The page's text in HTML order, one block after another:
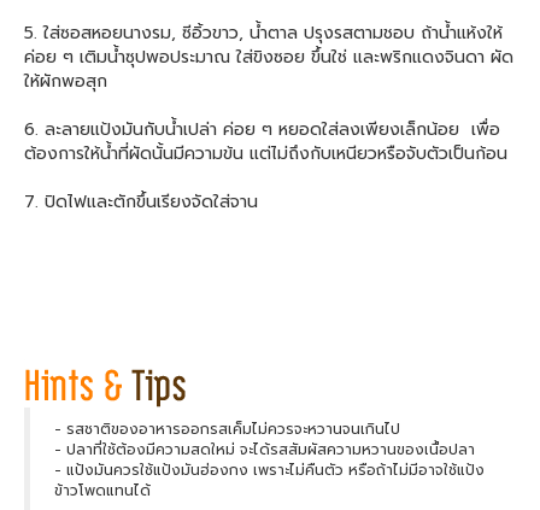
5. ใส่ซอสหอยนางรม, ซีอิ้วขาว, น้ำตาล ปรุงรสตามชอบ ถ้าน้ำแห้งให้
ค่อย ๆ เติมน้ำซุปพอประมาณ ใส่ขิงซอย ขึ้นใช่ และพริกแดงจินดา ผัด
ให้ผักพอสุก
6. ละลายแป้งมันกับน้ำเปล่า ค่อย ๆ หยอดใส่ลงเพียงเล็กน้อย เพื่อ
ต้องการให้น้ำที่ผัดนั้นมีความข้น แต่ไม่ถึงกับเหนียวหรือจับตัวเป็นก้อน
7. ปิดไฟและตักขึ้นเรียงจัดใส่จาน
- รสชาติของอาหารออกรสเค็มไม่ควรจะหวานจนเกินไป
- ปลาที่ใช้ต้องมีความสดใหม่ จะได้รสสัมผัสความหวานของเนื้อปลา
- แป้งมันควรใช้แป้งมันฮ่องกง เพราะไม่คืนตัว หรือถ้าไม่มีอาจใช้แป้ง
ข้าวโพดแทนได้